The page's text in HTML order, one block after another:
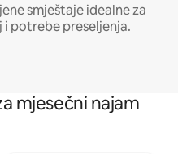
smještaje idealne za
i potrebe preseljenja.
mjesečni najam